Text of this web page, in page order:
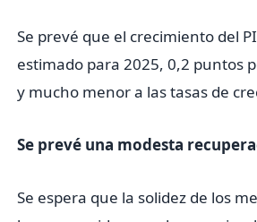
Se prevé que el crecimiento del
estimado para 2025, 0,2 ​puntos
y mucho menor a las tasas de
Se prevé una modesta
Se espera que la solidez de los